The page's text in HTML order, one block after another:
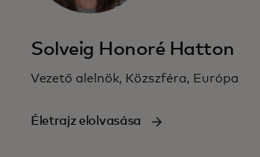
Solveig Honoré Hatton
Vezető alelnök, Közszféra, Európa
Életrajz elolvasása